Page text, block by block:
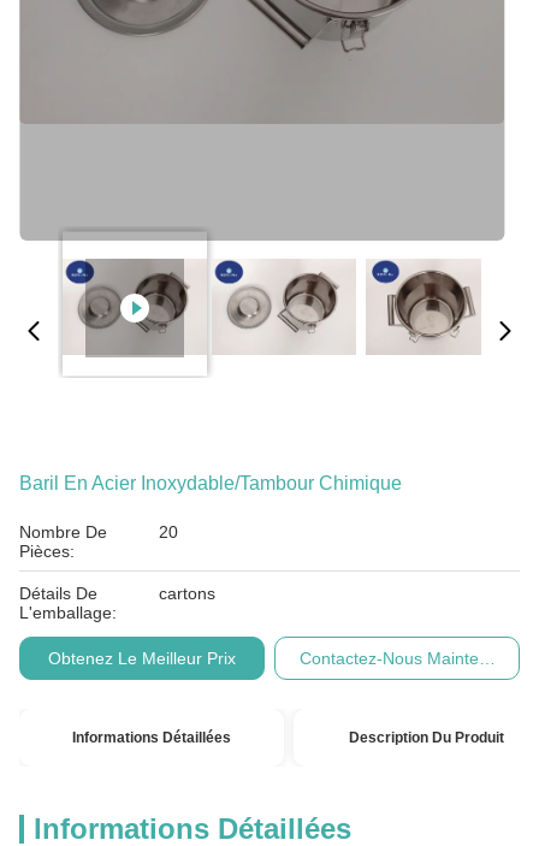
Baril En Acier Inoxydable/tambour Chimique
Nombre De
Pièces:
20
Détails De
L'emballage:
cartons
Obtenez Le Meilleur Prix Contactez-Nous Maintenant
Informations Détaillées Description Du Produit
Informations Détaillées